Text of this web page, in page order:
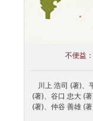
不便益
川上 浩司 (著)、
(著)、谷口 忠大 (
(著)、仲谷 善雄 (